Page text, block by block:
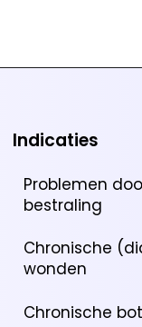
Indicaties
Problemen
bestraling
Chronische
wonden
Chronische